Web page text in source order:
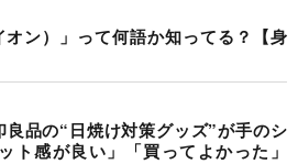
ン）」って何語か知ってる？【身
良品の“日焼け対策グッズ”が手のシ
ト感が良い」「買ってよかった」